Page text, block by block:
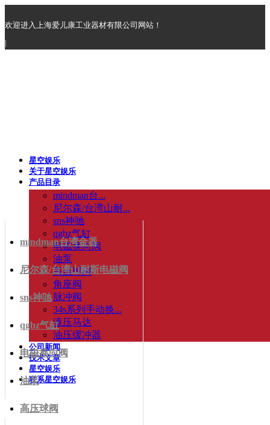
欢迎进入上海爱儿康工业器材有限公司网站！
|
星空娱乐
关于星空娱乐
产品目录
mindman台...
尼尔森/台湾山耐...
sns神驰
qgbz气缸
电磁换向阀
油泵
高压球阀
角座阀
脉冲阀
34s系列手动换...
液压马达
油压缓冲器
公司新闻
技术文章
星空娱乐
联系星空娱乐
mindman台湾金器
尼尔森/台湾山耐斯电磁阀
sns神驰
qgbz气缸
电磁换向阀
油泵
高压球阀